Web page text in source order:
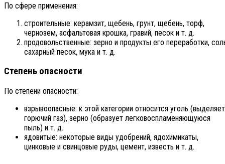
По сфере применения:
строительные: керамзит, щебень, грунт, щебень, торф,
чернозем, асфальтовая крошка, гравий, песок и т. д.
продовольственные: зерно и продукты его переработки,
сахарный песок, мука и т. д.
Степень опасности
По степени опасности:
взрывоопасные: к этой категории относится уголь (выделяет
горючий газ), зерно (образует легковоспламеняющуюся
пыль) и т. д.
ядовитые: некоторые виды удобрений, ядохимикаты,
цинковые и свинцовые руды, цемент, известь и т. д.